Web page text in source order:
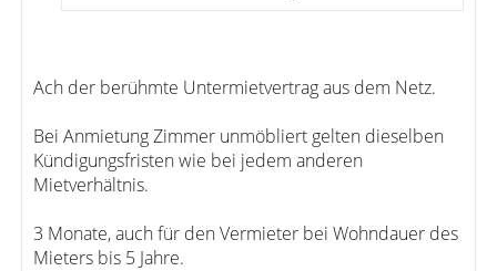
Ach der berühmte Untermietvertrag aus dem Netz.
Bei Anmietung Zimmer unmöbliert gelten dieselben
Kündigungsfristen wie bei jedem anderen
Mietverhältnis.
3 Monate, auch für den Vermieter bei Wohndauer des
Mieters bis 5 Jahre.